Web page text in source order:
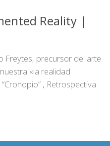
Reality |
Freytes, precursor del arte
«la realidad
, Retrospectiva